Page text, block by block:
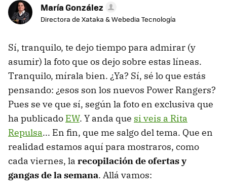
María González
Directora de Xataka & Webedia Tecnología
Sí, tranquilo, te dejo tiempo para admirar (y
asumir) la foto que os dejo sobre estas líneas.
Tranquilo, mírala bien. ¿Ya? Sí, sé lo que estás
pensando: ¿esos son los nuevos Power Rangers?
Pues se ve que sí, según la foto en exclusiva que
ha publicado EW. Y anda que si veis a Rita
Repulsa... En fin, que me salgo del tema. Que en
realidad estamos aquí para mostraros, como
cada viernes, la recopilación de ofertas y
gangas de la semana. Allá vamos: